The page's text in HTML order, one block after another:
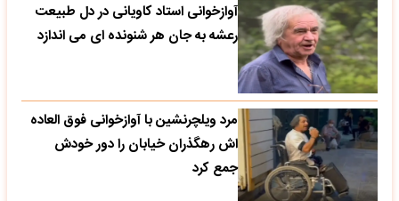
آوازخوانی استاد کاویانی در دل طبیعت
رعشه به جان هر شنونده ای می اندازد
مرد ویلچرنشین با آوازخوانی فوق العاده
اش رهگذران خیابان را دور خودش
جمع کرد